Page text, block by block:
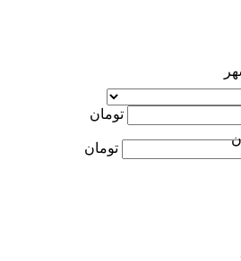
تومان
تومان